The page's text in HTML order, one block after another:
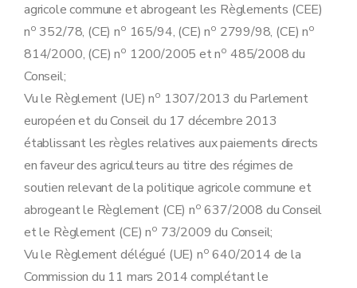
agricole commune et abrogeant les Règlements (CEE)
no 352/78, (CE) no 165/94, (CE) no 2799/98, (CE) no
814/2000, (CE) no 1200/2005 et no 485/2008 du
Conseil;
Vu le Règlement (UE) no 1307/2013 du Parlement
européen et du Conseil du 17 décembre 2013
établissant les règles relatives aux paiements directs
en faveur des agriculteurs au titre des régimes de
soutien relevant de la politique agricole commune et
abrogeant le Règlement (CE) no 637/2008 du Conseil
et le Règlement (CE) no 73/2009 du Conseil;
Vu le Règlement délégué (UE) no 640/2014 de la
Commission du 11 mars 2014 complétant le